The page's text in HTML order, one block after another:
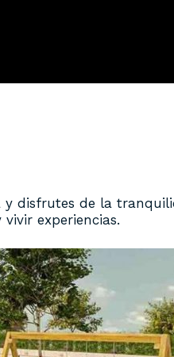
disfrutes de la
experiencias.